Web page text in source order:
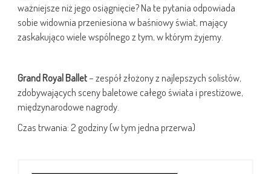
ważniejsze niż jego osiągnięcie? Na te pytania odpowiada
sobie widownia przeniesiona w baśniowy świat, mający
zaskakująco wiele wspólnego z tym, w którym żyjemy.
Grand Royal Ballet– zespół złożony z najlepszych solistów,
zdobywających sceny baletowe całego świata i prestiżowe,
międzynarodowe nagrody.
Czas trwania: 2 godziny (w tym jedna przerwa)